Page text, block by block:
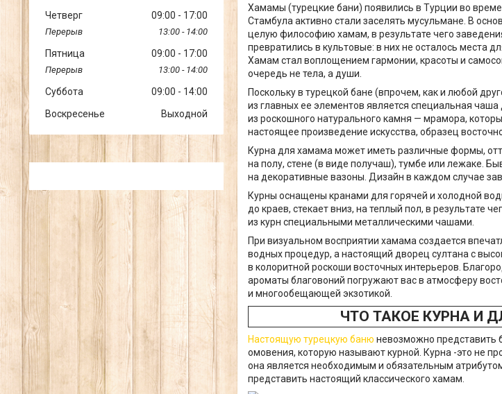
Хамамы (турецкие бани) появились в Турции во
Стамбула активно стали заселять мусульмане. В
целую философию хамам, в результате чего
превратились в культовые: в них не осталось места
Хамам стал воплощением гармонии, красоты и
очередь не тела, а души.
Поскольку в турецкой бане (впрочем, как и любой
из главных ее элементов является специальная
из роскошного натурального камня — мрамора,
настоящее произведение искусства, образец
Курна для хамама может иметь различные формы,
на полу, стене (в виде получаш), тумбе или лежаке.
на декоративные вазоны. Дизайн в каждом случае
Курны оснащены кранами для горячей и холодной
до краев, стекает вниз, на теплый пол, в результате
из курн специальными металлическими чашами.
При визуальном восприятии хамама создается
водных процедур, а настоящий дворец султана с
в колоритной роскоши восточных интерьеров.
ароматы благовоний погружают вас в атмосферу
и многообещающей экзотикой.
ЧТО ТАКОЕ КУРНА И
Настоящую турецкую баню невозможно представить
омовения, которую называют курной. Курна -это не
она является необходимым и обязательным
представить настоящий классического хамам.
Четверг 09:00 17:00
13:00 14:00
Пятница 09:00 17:00
13:00 14:00
Суббота 09:00
14:00
Воскресенье
Выходной